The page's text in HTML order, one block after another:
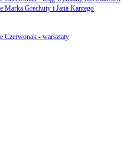
Marka Grechuty i Jana Kantego
Czerwonak - warsztaty